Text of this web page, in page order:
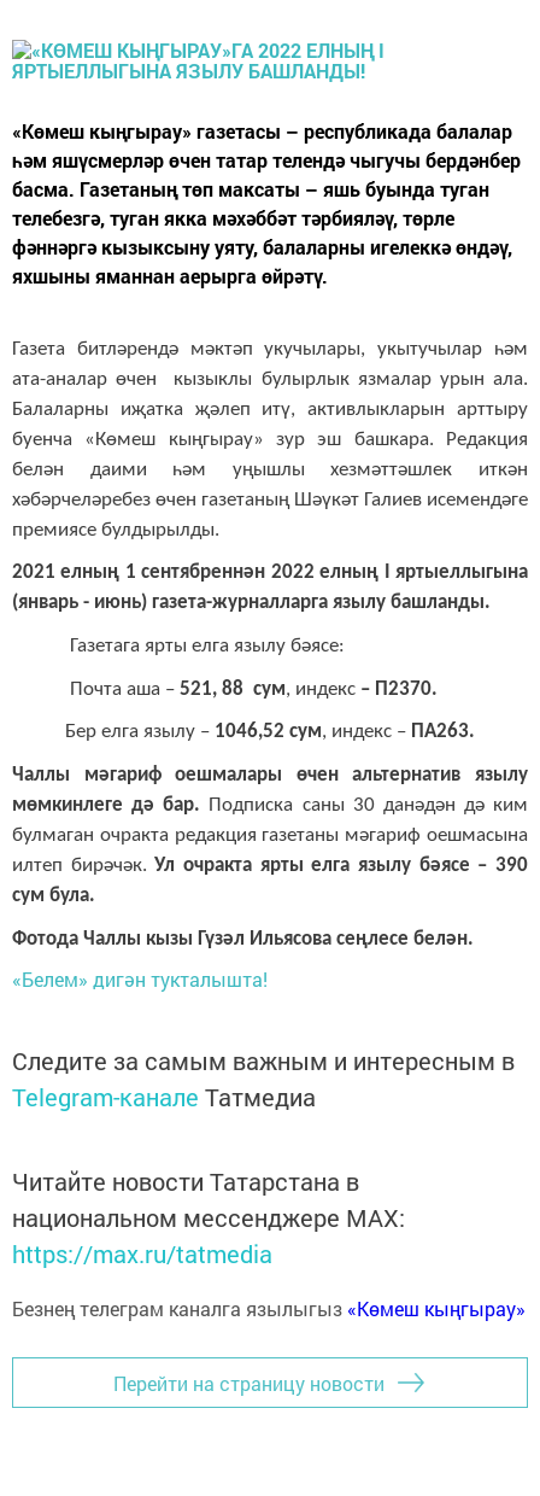
«Көмеш кыңгырау» газетасы – республикада балалар
һәм яшүсмерләр өчен татар телендә чыгучы бердәнбер
басма. Газетаның төп максаты – яшь буында туган
телебезгә, туган якка мәхәббәт тәрбияләү, төрле
фәннәргә кызыксыну уяту, балаларны игелеккә өндәү,
яхшыны яманнан аерырга өйрәтү.
Газета битләрендә мәктәп укучылары, укытучылар һәм
ата-аналар өчен кызыклы булырлык язмалар урын ала.
Балаларны иҗатка җәлеп итү, активлыкларын арттыру
буенча «Көмеш кыңгырау» зур эш башкара. Редакция
белән даими һәм уңышлы хезмәттәшлек иткән
хәбәрчеләребез өчен газетаның Шәүкәт Галиев исемендәге
премиясе булдырылды.
2021 елның 1 сентябреннән 2022 елның I яртыеллыгына
(январь - июнь) газета-журналларга язылу башланды.
Газетага ярты елга язылу бәясе:
Почта аша – 521, 88 сум, индекс – П2370.
Бер елга язылу – 1046,52 сум, индекс – ПА263.
Чаллы мәгариф оешмалары өчен альтернатив язылу
мөмкинлеге дә бар. Подписка саны 30 данәдән дә ким
булмаган очракта редакция газетаны мәгариф оешмасына
илтеп бирәчәк. Ул очракта ярты елга язылу бәясе – 390
сум була.
Фотода Чаллы кызы Гүзәл Ильясова сеңлесе белән.
«Белем» дигән тукталышта!
Следите за самым важным и интересным в
Telegram-канале Татмедиа
Читайте новости Татарстана в
национальном мессенджере MАХ:
https://max.ru/tatmedia
Безнең телеграм каналга язылыгыз «Көмеш кыңгырау»
Перейти на страницу новости